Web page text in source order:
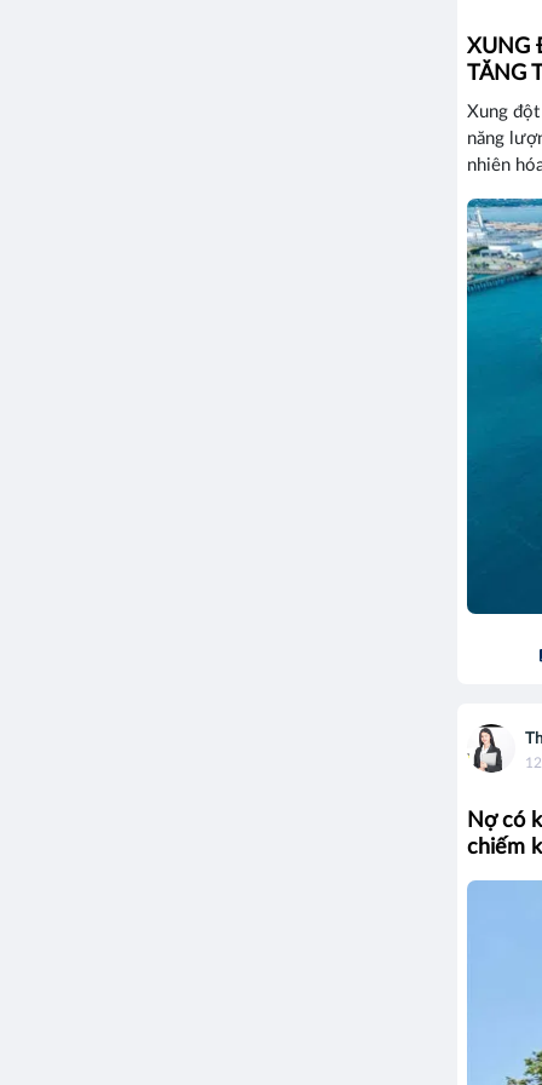
XUNG
TĂNG
Xung
năng
nhiên
Nợ có
chiếm